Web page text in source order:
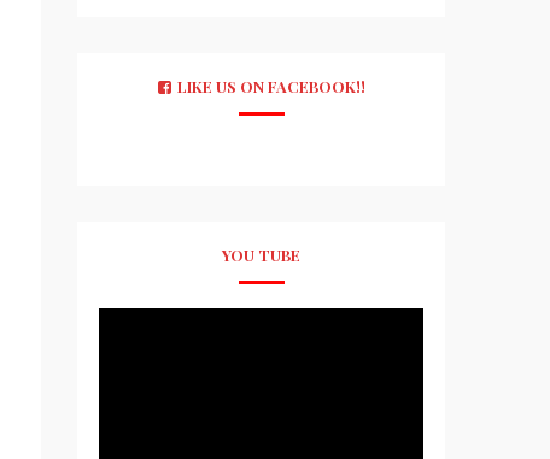
LIKE US ON FACEBOOK!!
YOU TUBE